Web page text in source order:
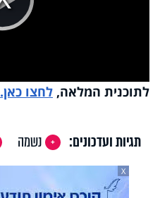
Play
Video
לתוכנית המלאה, לחצו כאן.
תגיות ועדכונים: נשמה
X